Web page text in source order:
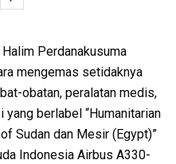
Perdanakusuma
mengemas setidaknya
obatan, peralatan medis,
yang berlabel “Humanitarian
Sudan dan Mesir (Egypt)”
Indonesia Airbus A330-